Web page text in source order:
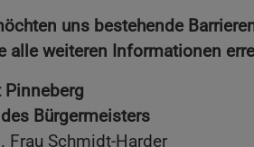
uns bestehende
alle weiteren Informationen
Pinneberg
des Bürgermeisters
Frau Schmidt-Harder